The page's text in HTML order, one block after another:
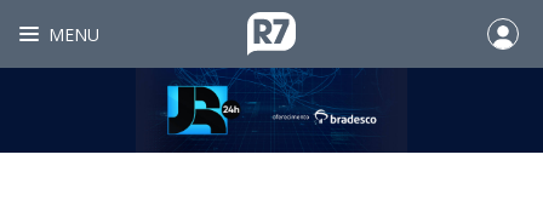
MENU